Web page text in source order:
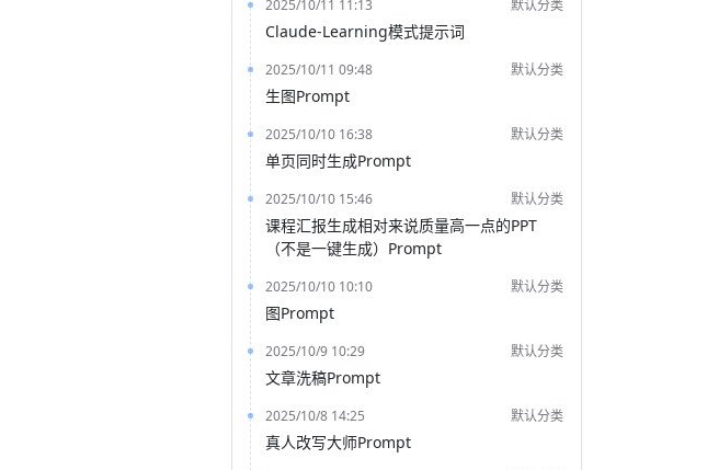
2025/10/11 11:13 默认分类
Claude-Learning模式提示词
2025/10/11 09:48 默认分类
生图Prompt
2025/10/10 16:38 默认分类
单页同时生成Prompt
2025/10/10 15:46 默认分类
课程汇报生成相对来说质量高一点的PPT
（不是一键生成）Prompt
2025/10/10 10:10 默认分类
图Prompt
2025/10/9 10:29 默认分类
文章洗稿Prompt
2025/10/8 14:25 默认分类
真人改写大师Prompt